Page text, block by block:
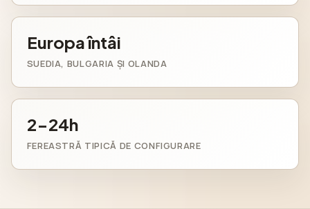
Europa întâi
SUEDIA, BULGARIA ȘI OLANDA
2-24h
FEREASTRĂ TIPICĂ DE CONFIGURARE